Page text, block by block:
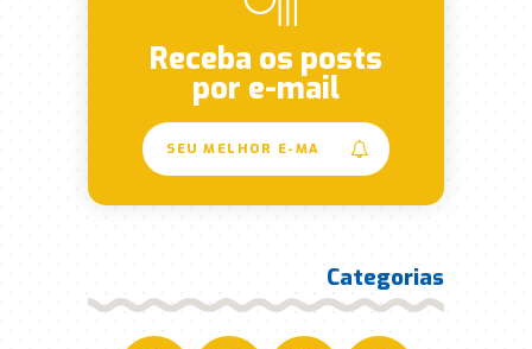
Receba os posts
por e-mail
Categorias